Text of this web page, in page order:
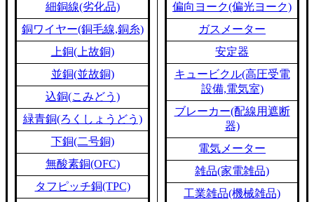
細銅線(劣化品)
銅ワイヤー(銅毛線,銅糸)
上銅(上故銅)
並銅(並故銅)
込銅(こみどう)
緑青銅(ろくしょうどう)
下銅(二号銅)
無酸素銅(OFC)
タフピッチ銅(TPC)
偏向ヨーク(偏光ヨーク)
ガスメーター
安定器
キュービクル(高圧受電
設備,電気室)
ブレーカー(配線用遮断
器)
電気メーター
雑品(家電雑品)
工業雑品(機械雑品)